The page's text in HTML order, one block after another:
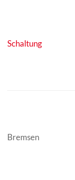
Schaltung
Bremsen